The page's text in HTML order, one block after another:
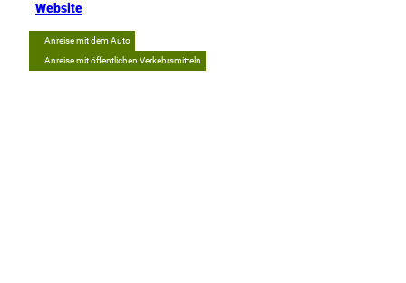
Website
Anreise mit dem Auto
Anreise mit öffentlichen Verkehrsmitteln